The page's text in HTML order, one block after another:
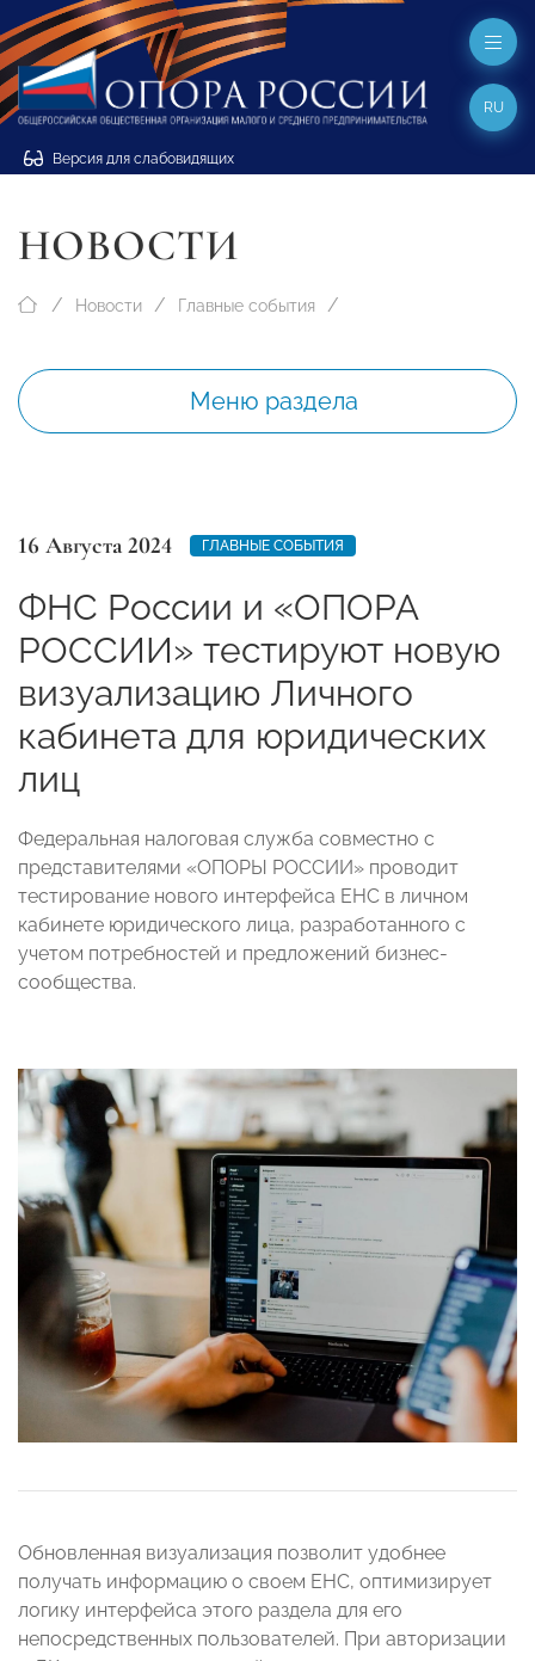
Версия для слабовидящих
RU
НОВОСТИ
Новости Главные события
Меню раздела
16 Августа 2024 ГЛАВНЫЕ СОБЫТИЯ
ФНС России и «ОПОРА
РОССИИ» тестируют новую
визуализацию Личного
кабинета для юридических
лиц
Федеральная налоговая служба совместно с
представителями «ОПОРЫ РОССИИ» проводит
тестирование нового интерфейса ЕНС в личном
кабинете юридического лица, разработанного с
учетом потребностей и предложений бизнес-
сообщества.
Обновленная визуализация позволит удобнее
получать информацию о своем ЕНС, оптимизирует
логику интерфейса этого раздела для его
непосредственных пользователей. При авторизации